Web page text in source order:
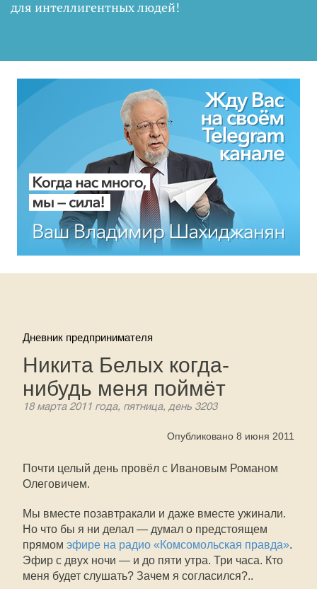
для интеллигентных людей!
Дневник предпринимателя
Никита Белых когда-
нибудь меня поймёт
18 марта 2011 года, пятница, день 3203
Опубликовано 8 июня 2011
Почти целый день провёл с Ивановым Романом
Олеговичем.
Мы вместе позавтракали и даже вместе ужинали.
Но что бы я ни делал — думал о предстоящем
прямом эфире на радио «Комсомольская правда».
Эфир с двух ночи — и до пяти утра. Три часа. Кто
меня будет слушать? Зачем я согласился?..